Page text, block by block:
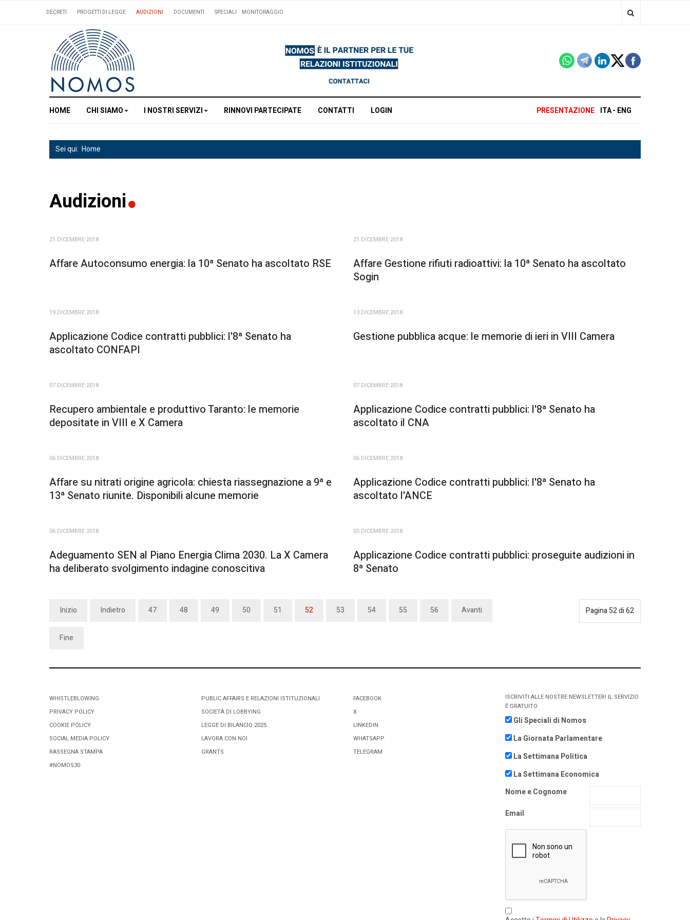
DECRETI PROGETTI DI LEGGE AUDIZIONI DOCUMENTI SPECIALI MONITORAGGIO
HOME CHI SIAMO I NOSTRI SERVIZI RINNOVI PARTECIPATE CONTATTI LOGIN PRESENTAZIONE ITA ENG
Sei qui: Home
Audizioni
21 DICEMBRE 2018
Affare Autoconsumo energia: la 10ª Senato ha ascoltato RSE
21 DICEMBRE 2018
Affare Gestione rifiuti radioattivi: la 10ª Senato ha ascoltato
Sogin
19 DICEMBRE 2018
Applicazione Codice contratti pubblici: l'8ª Senato ha
ascoltato CONFAPI
13 DICEMBRE 2018
Gestione pubblica acque: le memorie di ieri in VIII Camera
07 DICEMBRE 2018
Recupero ambientale e produttivo Taranto: le memorie
depositate in VIII e X Camera
07 DICEMBRE 2018
Applicazione Codice contratti pubblici: l'8ª Senato ha
ascoltato il CNA
06 DICEMBRE 2018
Affare su nitrati origine agricola: chiesta riassegnazione a 9ª e
13ª Senato riunite. Disponibili alcune memorie
06 DICEMBRE 2018
Applicazione Codice contratti pubblici: l'8ª Senato ha
ascoltato l'ANCE
06 DICEMBRE 2018
Adeguamento SEN al Piano Energia Clima 2030. La X Camera
ha deliberato svolgimento indagine conoscitiva
05 DICEMBRE 2018
Applicazione Codice contratti pubblici: proseguite audizioni in
8ª Senato
Pagina 52 di 62
Inizio Indietro 47 48 49 50 51 52 53 54 55 56 Avanti
Fine
WHISTLEBLOWING
PRIVACY POLICY
COOKIE POLICY
SOCIAL MEDIA POLICY
RASSEGNA STAMPA
#NOMOS30
PUBLIC AFFAIRS E RELAZIONI ISTITUZIONALI
SOCIETÀ DI LOBBYING
LEGGE DI BILANCIO 2025
LAVORA CON NOI
GRANTS
FACEBOOK
X
LINKEDIN
WHATSAPP
TELEGRAM
ISCRIVITI ALLE NOSTRE NEWSLETTER! IL SERVIZIO
È GRATUITO
Gli Speciali di Nomos
La Giornata Parlamentare
La Settimana Politica
La Settimana Economica
Nome e Cognome
Email